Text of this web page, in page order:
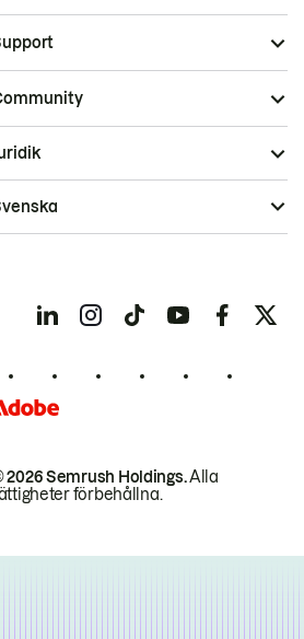
2026 Semrush Holdings.Alla
förbehållna.